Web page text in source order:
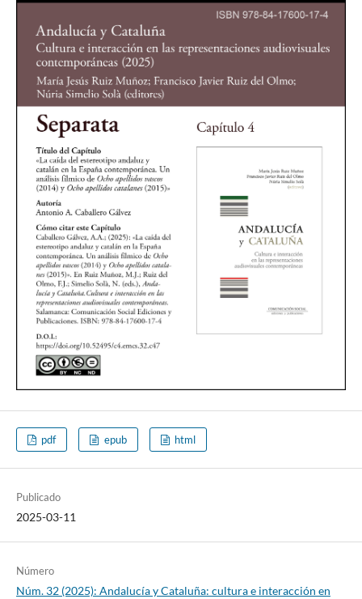
pdf epub html
Publicado
2025-03-11
Número
Núm. 32 (2025): Andalucía y Cataluña: cultura e interacción en